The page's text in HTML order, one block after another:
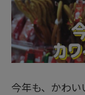
今年も、かわ